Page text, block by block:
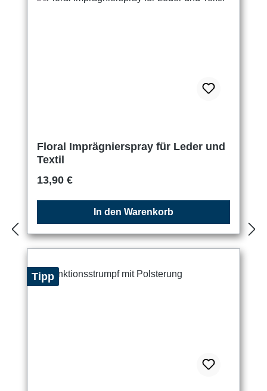
Floral Imprägnierspray für Leder und
Textil
Regulärer Preis:
13,90 €
In den Warenkorb
Tipp